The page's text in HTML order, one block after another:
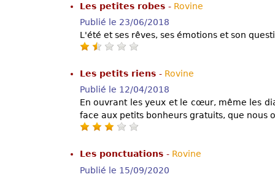
Les petites robes - Rovine
Publié le 23/06/2018
L'été et ses rêves, ses émotions et son
Les petits riens - Rovine
Publié le 12/04/2018
En ouvrant les yeux et le cœur, même les
face aux petits bonheurs gratuits, que nous
Les ponctuations - Rovine
Publié le 15/09/2020